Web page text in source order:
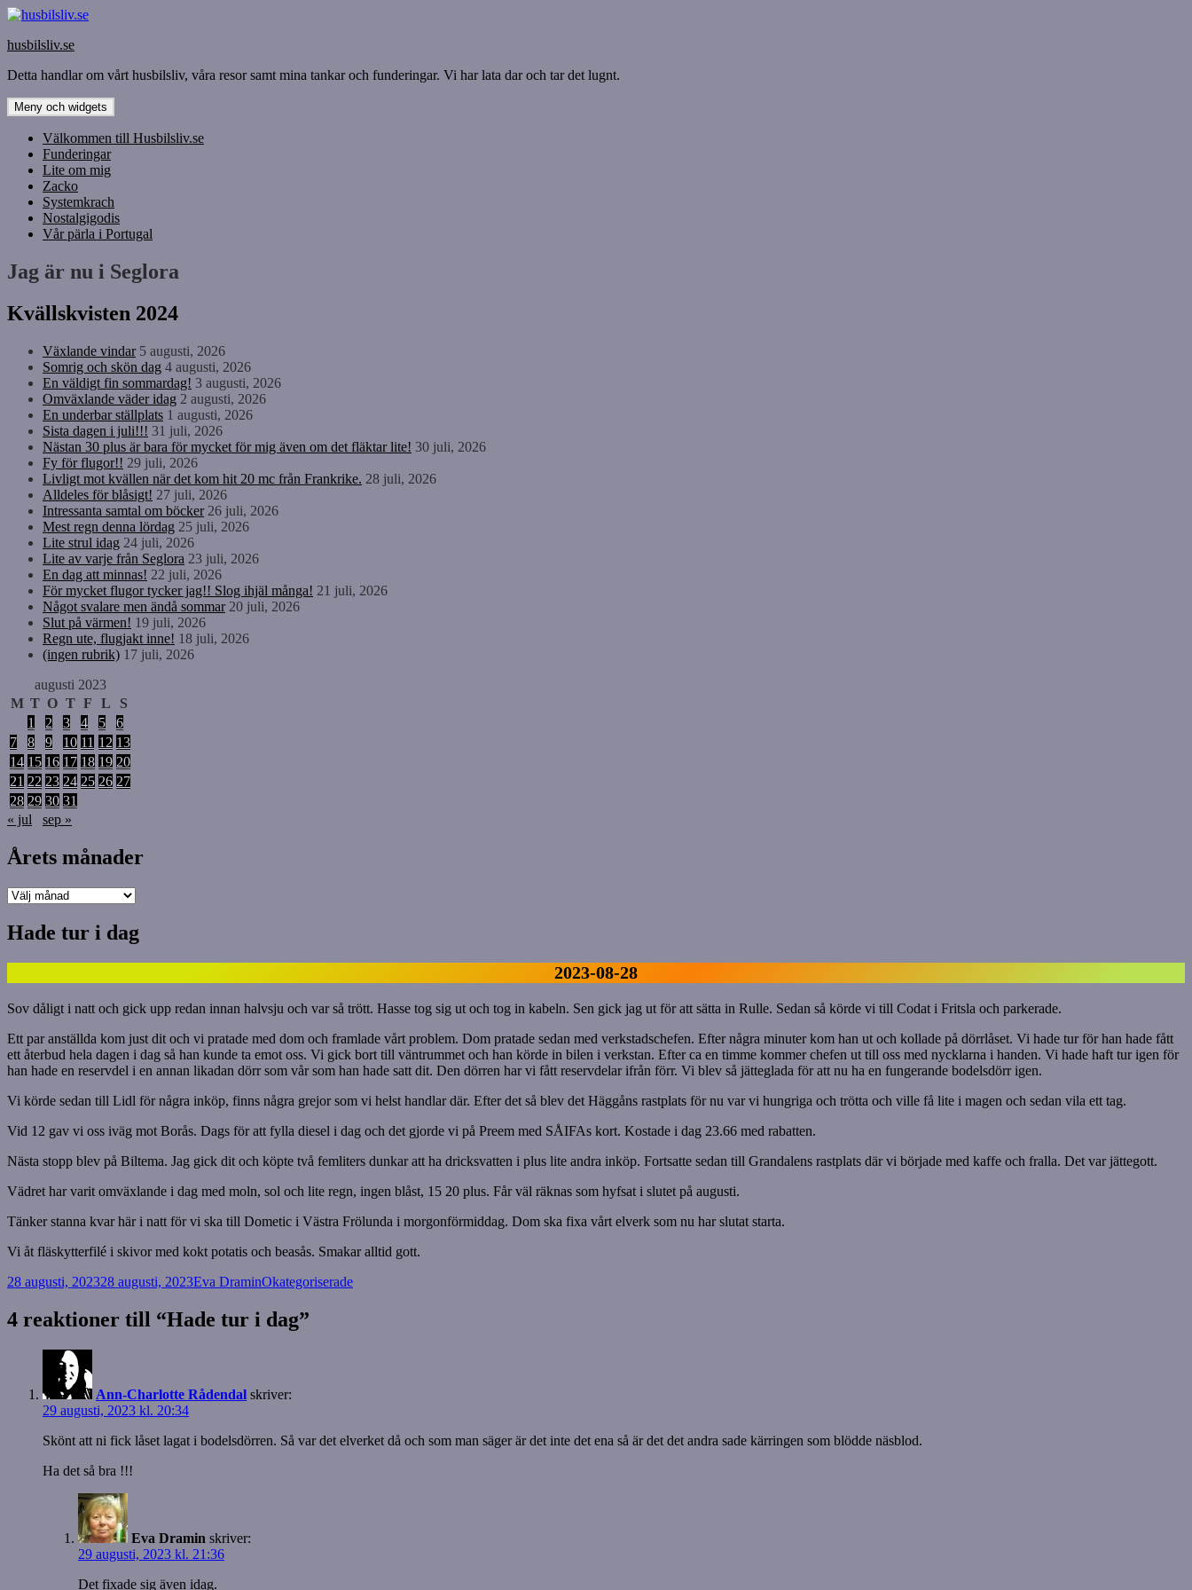
Hoppa
innehåll
husbilsliv.se
Detta handlar om vårt husbilsliv, våra resor samt mina tankar och funderingar. Vi har lata dar och tar det lugnt.
Meny och widgets
Välkommen till Husbilsliv.se
Funderingar
Lite om mig
Zacko
Systemkrach
Nostalgigodis
Vår pärla i Portugal
Jag är nu i Seglora
Kvällskvisten 2024
Växlande vindar 5 augusti, 2026
Somrig och skön dag 4 augusti, 2026
En väldigt fin sommardag! 3 augusti, 2026
Omväxlande väder idag 2 augusti, 2026
En underbar ställplats 1 augusti, 2026
Sista dagen i juli!!! 31 juli, 2026
Nästan 30 plus är bara för mycket för mig även om det fläktar lite! 30 juli, 2026
Fy för flugor!! 29 juli, 2026
Livligt mot kvällen när det kom hit 20 mc från Frankrike. 28 juli, 2026
Alldeles för blåsigt! 27 juli, 2026
Intressanta samtal om böcker 26 juli, 2026
Mest regn denna lördag 25 juli, 2026
Lite strul idag 24 juli, 2026
Lite av varje från Seglora 23 juli, 2026
En dag att minnas! 22 juli, 2026
För mycket flugor tycker jag!! Slog ihjäl många! 21 juli, 2026
Något svalare men ändå sommar 20 juli, 2026
Slut på värmen! 19 juli, 2026
Regn ute, flugjakt inne! 18 juli, 2026
(ingen rubrik) 17 juli, 2026
augusti 2023
M T O T F L
S
1
2 3 4 5
6
7
8 9 10 11 12 13
14 15 16 17 18 19 20
21 22 23 24 25 26 27
28 29 30 31
« jul
sep »
Årets månader
Årets
Hade tur i dag
2023-08-28
Sov dåligt i natt och gick upp redan innan halvsju och var så trött. Hasse tog sig ut och tog in kabeln. Sen gick jag ut för att sätta in Rulle. Sedan så körde vi till Codat i Fritsla och parkerade.
Ett par anställda kom just dit och vi pratade med dom och framlade vårt problem. Dom pratade sedan med verkstadschefen. Efter några minuter kom han ut och kollade på dörrlåset. Vi hade tur för han hade fått
ett återbud hela dagen i dag så han kunde ta emot oss. Vi gick bort till väntrummet och han körde in bilen i verkstan. Efter ca en timme kommer chefen ut till oss med nycklarna i handen. Vi hade haft tur igen för
han hade en reservdel i en annan likadan dörr som vår som han hade satt dit. Den dörren har vi fått reservdelar ifrån förr. Vi blev så jätteglada för att nu ha en fungerande bodelsdörr igen.
Vi körde sedan till Lidl för några inköp, finns några grejor som vi helst handlar där. Efter det så blev det Häggåns rastplats för nu var vi hungriga och trötta och ville få lite i magen och sedan vila ett tag.
Vid 12 gav vi oss iväg mot Borås. Dags för att fylla diesel i dag och det gjorde vi på Preem med SÅIFAs kort. Kostade i dag 23.66 med rabatten.
Nästa stopp blev på Biltema. Jag gick dit och köpte två femliters dunkar att ha dricksvatten i plus lite andra inköp. Fortsatte sedan till Grandalens rastplats där vi började med kaffe och fralla. Det var jättegott.
Vädret har varit omväxlande i dag med moln, sol och lite regn, ingen blåst, 15 20 plus. Får väl räknas som hyfsat i slutet på augusti.
Tänker stanna kvar här i natt för vi ska till Dometic i Västra Frölunda i morgonförmiddag. Dom ska fixa vårt elverk som nu har slutat starta.
Vi åt fläskytterfilé i skivor med kokt potatis och beasås. Smakar alltid gott.
Postat
28 augusti, 202328 augusti, 2023Författare
Eva DraminKategorier
Okategoriserade
4 reaktioner till “Hade tur i dag”
Ann-Charlotte Rådendal skriver:
29 augusti, 2023 kl. 20:34
Skönt att ni fick låset lagat i bodelsdörren. Så var det elverket då och som man säger är det inte det ena så är det det andra sade kärringen som blödde näsblod.
Ha det så bra !!!
Eva Dramin skriver:
29 augusti, 2023 kl. 21:36
Det fixade sig även idag.